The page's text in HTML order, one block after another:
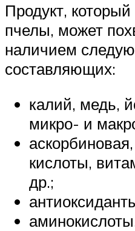
Продукт,
пчелы, может
наличием
составляющих:
калий, медь,
микро- и
кислоты,
др.;